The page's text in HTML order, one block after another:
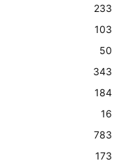
233
103
50
343
184
16
783
173